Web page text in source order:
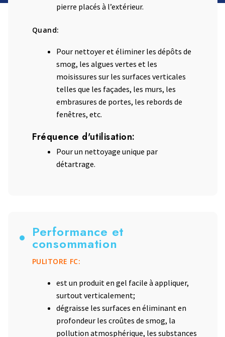
pierre placés à l’extérieur.
Quand:
Pour nettoyer et éliminer les dépôts de
smog, les algues vertes et les
moisissures sur les surfaces verticales
telles que les façades, les murs, les
embrasures de portes, les rebords de
fenêtres, etc.
Fréquence d'utilisation:
Pour un nettoyage unique par
détartrage.
Performance et
consommation
PULITORE FC:
est un produit en gel facile à appliquer,
surtout verticalement;
dégraisse les surfaces en éliminant en
profondeur les croûtes de smog, la
pollution atmosphérique, les substances